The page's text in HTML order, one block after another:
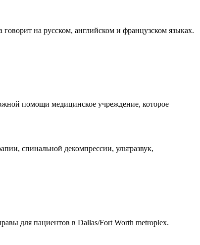
на русском, английском и французском языках.
помощи медицинское учреждение, которое
спинальной декомпрессии, ультразвук,
для пациентов в Dallas/Fort Worth metroplex.